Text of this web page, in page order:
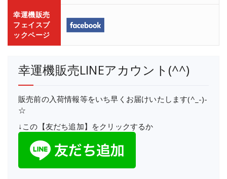
幸運機販売
フェイスブ
ックページ
幸運機販売LINEアカウント(^^)
販売前の入荷情報等をいち早くお届けいたします(^_-)-
☆
↓この【友だち追加】をクリックするか